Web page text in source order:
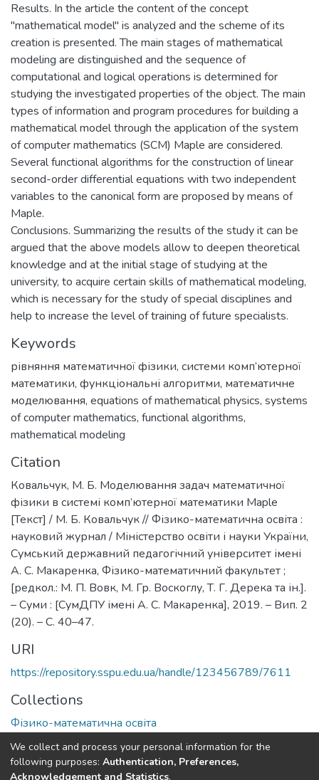
Results. In the article the content of the concept
"mathematical model" is analyzed and the scheme of its
creation is presented. The main stages of mathematical
modeling are distinguished and the sequence of
computational and logical operations is determined for
studying the investigated properties of the object. The main
types of information and program procedures for building a
mathematical model through the application of the system
of computer mathematics (SCM) Maple are considered.
Several functional algorithms for the construction of linear
second-order differential equations with two independent
variables to the canonical form are proposed by means of
Maple.
Conclusions. Summarizing the results of the study it can be
argued that the above models allow to deepen theoretical
knowledge and at the initial stage of studying at the
university, to acquire certain skills of mathematical modeling,
which is necessary for the study of special disciplines and
help to increase the level of training of future specialists.
Keywords
рівняння математичної фізики, системи комп’ютерної
математики, функціональні алгоритми, математичне
моделювання, equations of mathematical physics, systems
of computer mathematics, functional algorithms,
mathematical modeling
Citation
Ковальчук, М. Б. Моделювання задач математичної
фізики в системі комп’ютерної математики Maple
[Текст] / М. Б. Ковальчук // Фізико-математична освіта :
науковий журнал / Міністерство освіти і науки України,
Сумський державний педагогічний університет імені
А. С. Макаренка, Фізико-математичний факультет ;
[редкол.: М. П. Вовк, М. Гр. Воскоглу, Т. Г. Дерека та ін.].
– Суми : [СумДПУ імені А. С. Макаренка], 2019. – Вип. 2
(20). – С. 40–47.
URI
https://repository.sspu.edu.ua/handle/123456789/7611
Collections
Фізико-математична освіта
Full item page Google Scholar
We collect and process your personal information for the
following purposes: Authentication, Preferences,
Acknowledgement and Statistics.